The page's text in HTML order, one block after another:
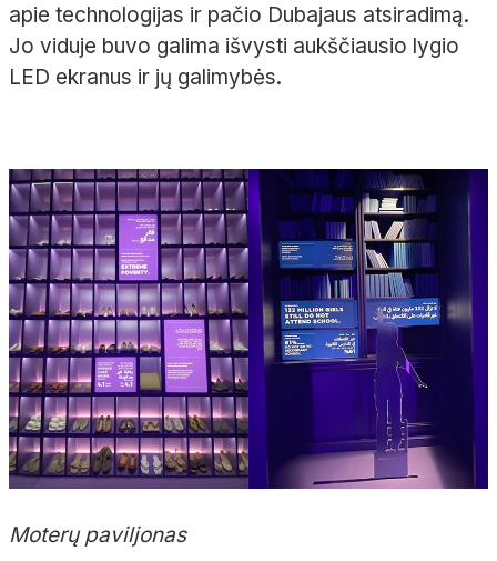
apie technologijas ir pačio Dubajaus atsiradimą.
Jo viduje buvo galima išvysti aukščiausio lygio
LED ekranus ir jų galimybės.
Moterų paviljonas